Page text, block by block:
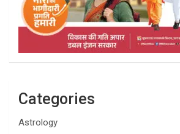
Categories
Astrology